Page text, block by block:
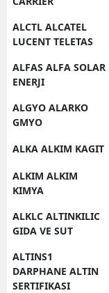
ALCTL ALCATEL
LUCENT TELETAS
ALFAS ALFA SOLAR
ENERJI
ALGYO ALARKO
GMYO
ALKA ALKIM KAGIT
ALKIM ALKIM
KIMYA
ALKLC ALTINKILIC
GIDA VE SUT
ALTINS1
DARPHANE ALTIN
SERTIFIKASI